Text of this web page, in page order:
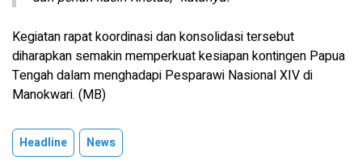
Kegiatan rapat koordinasi dan konsolidasi tersebut
diharapkan semakin memperkuat kesiapan kontingen Papua
Tengah dalam menghadapi Pesparawi Nasional XIV di
Manokwari. (MB)
Headline News